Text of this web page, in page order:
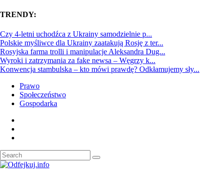
TRENDY:
Czy 4-letni uchodźca z Ukrainy samodzielnie p...
Polskie myśliwce dla Ukrainy zaatakują Rosję z ter...
Rosyjska farma trolli i manipulacje Aleksandra Dug...
Wyroki i zatrzymania za fake newsa – Węgrzy k...
Konwencja stambulska – kto mówi prawdę? Odkłamujemy sły...
Prawo
Społeczeństwo
Gospodarka